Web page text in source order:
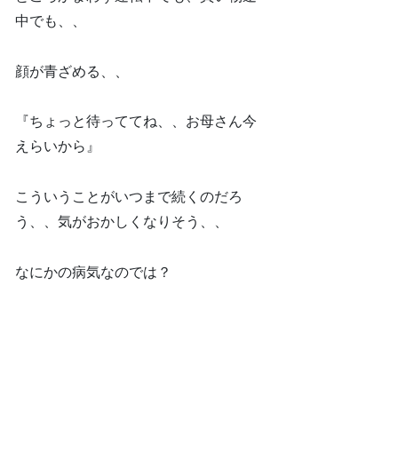
中でも、、
顔が青ざめる、、
『ちょっと待っててね、、お母さん今
えらいから』
こういうことがいつまで続くのだろ
う、、気がおかしくなりそう、、
なにかの病気なのでは？